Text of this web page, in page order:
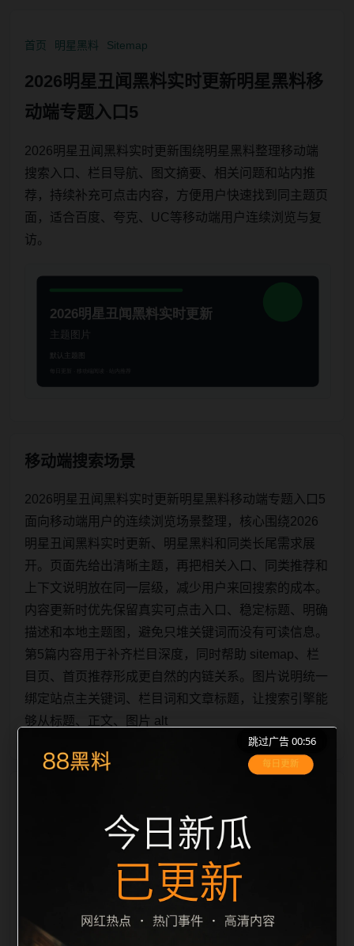
首页 明星黑料 Sitemap
2026明星丑闻黑料实时更新明星黑料移
动端专题入口5
2026明星丑闻黑料实时更新围绕明星黑料整理移动端
搜索入口、栏目导航、图文摘要、相关问题和站内推
荐，持续补充可点击内容，方便用户快速找到同主题页
面，适合百度、夸克、UC等移动端用户连续浏览与复
访。
移动端搜索场景
2026明星丑闻黑料实时更新明星黑料移动端专题入口5
面向移动端用户的连续浏览场景整理，核心围绕2026
明星丑闻黑料实时更新、明星黑料和同类长尾需求展
开。页面先给出清晰主题，再把相关入口、同类推荐和
上下文说明放在同一层级，减少用户来回搜索的成本。
内容更新时优先保留真实可点击入口、稳定标题、明确
描述和本地主题图，避免只堆关键词而没有可读信息。
第5篇内容用于补齐栏目深度，同时帮助 sitemap、栏
目页、首页推荐形成更自然的内链关系。图片说明统一
绑定站点主关键词、栏目词和文章标题，让搜索引擎能
够从标题、正文、图片 alt
、title 之间识别一致主题。后续每日采集时，建议继续
执行远程图片本地化、坏图默认图兜底、标题去重和
description 长度过滤。如果同一主题下有多个相近页
面，应通过不同角度补充事件背景、访问场景、相关问
题或专题入口，降低站群页面之间的重复感。页面底部
跳过广告 00:56